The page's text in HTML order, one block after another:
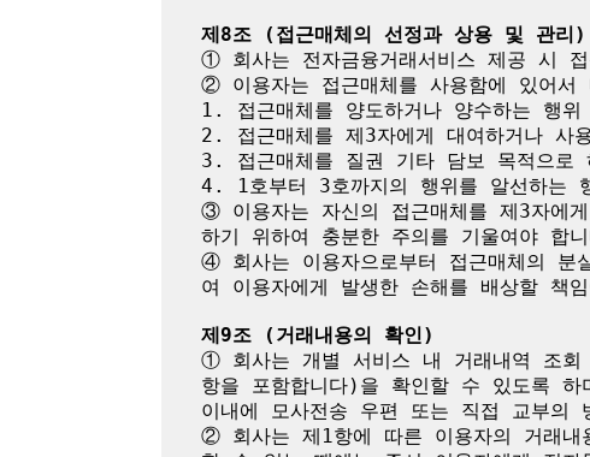
제8조 (접근매체의 선정과 상용 및 관리)
① 회사는 전자금융거래서비스 제공 시
② 이용자는 접근매체를 사용함에 있어
1. 접근매체를 양도하거나 양수하는 행위
2. 접근매체를 제3자에게 대여하거나 사
3. 접근매체를 질권 기타 담보 목적으로
4. 1호부터 3호까지의 행위를 알선하는
③ 이용자는 자신의 접근매체를 제3자에
하기 위하여 충분한 주의를 기울여야 합
④ 회사는 이용자으로부터 접근매체의
여 이용자에게 발생한 손해를 배상할 책
제9조 (거래내용의 확인)
① 회사는 개별 서비스 내 거래내역 조회
항을 포함합니다)을 확인할 수 있도록 하
이내에 모사전송 우편 또는 직접 교부의
② 회사는 제1항에 따른 이용자의 거래